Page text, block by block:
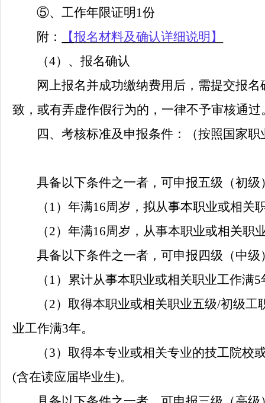
⑤、工作年限证明1份
附：
【报名材料及确认详细说明】
（4）、报名确认
网上报名并成功缴纳费用后，需提交报
致，或有弄虚作假行为的，一律不予审核通过
四、考核标准及申报条件：（按照国家
具备以下条件之一者，可申报五级（初级
（ 1）年满16周岁，拟从事本职业或相关
（2）年满16周岁，从事本职业或相关职
具备以下条件之一者，可申报四级（中级
（ 1） 累计从事本职业或相关职业工作满5
（2）取得本职业或相关职业五级/初级工
业工作满3年。
（3）取得本专业或相关专业的技工院校
(含在读应届毕业生)。